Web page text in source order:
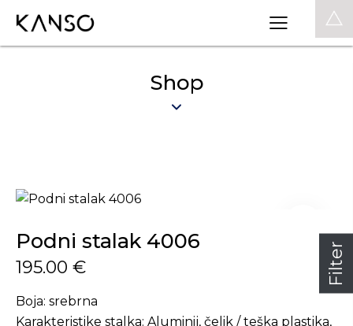
0
Shop
Filter
Podni stalak 4006
195.00 €
Boja: srebrna
Karakteristike stalka: Aluminij, čelik / teška plastika,